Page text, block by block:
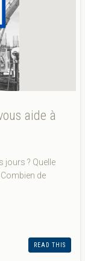
aide à
jours ? Quelle
de
READ THIS